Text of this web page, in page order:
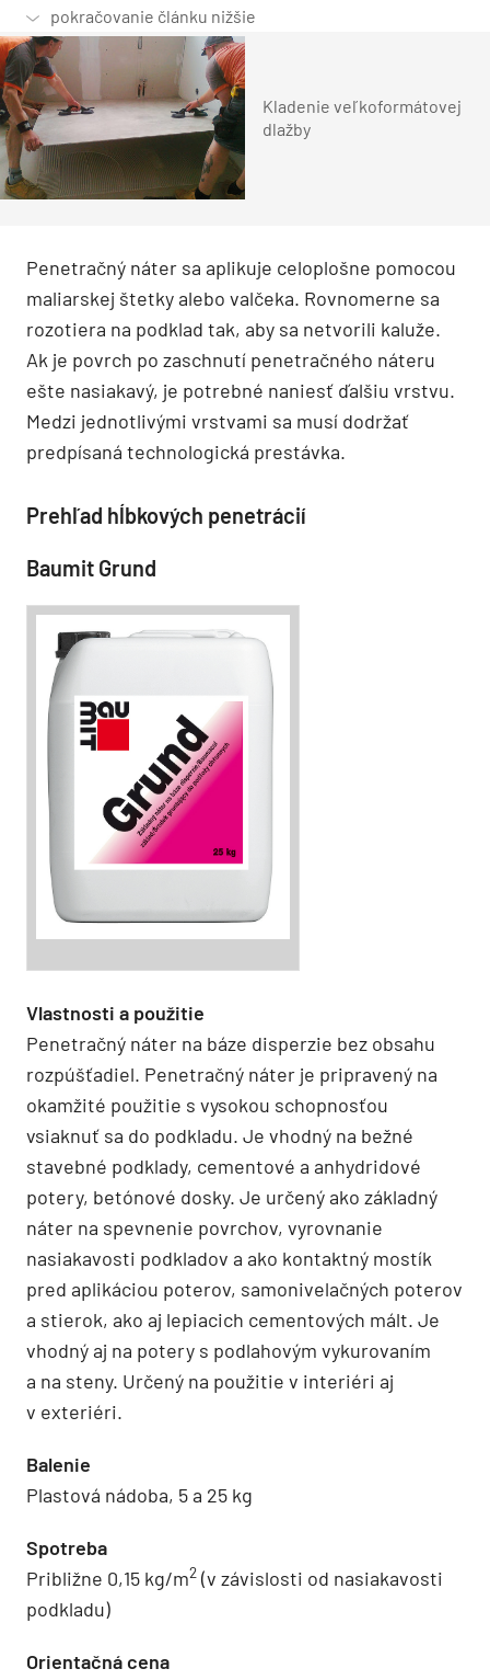
Kladenie veľkoformátovej
dlažby
Penetračný náter sa aplikuje celoplošne pomocou
maliarskej štetky alebo valčeka. Rovnomerne sa
rozotiera na podklad tak, aby sa netvorili kaluže.
Ak je povrch po zaschnutí penetračného náteru
ešte nasiakavý, je potrebné naniesť ďalšiu vrstvu.
Medzi jednotlivými vrstvami sa musí dodržať
predpísaná technologická prestávka.
Prehľad hĺbkových penetrácií
Baumit Grund
Vlastnosti a použitie
Penetračný náter na báze disperzie bez obsahu
rozpúšťadiel. Penetračný náter je pripravený na
okamžité použitie s vysokou schopnosťou
vsiaknuť sa do podkladu. Je vhodný na bežné
stavebné podklady, cementové a anhydridové
potery, betónové dosky. Je určený ako základný
náter na spevnenie povrchov, vyrovnanie
nasiakavosti podkladov a ako kontaktný mostík
pred aplikáciou poterov, samonivelačných poterov
a stierok, ako aj lepiacich cementových mált. Je
vhodný aj na potery s podlahovým vykurovaním
a na steny. Určený na použitie v interiéri aj
v exteriéri.
Balenie
Plastová nádoba, 5 a 25 kg
Spotreba
Približne 0,15 kg/m2 (v závislosti od nasiakavosti
podkladu)
Orientačná cena